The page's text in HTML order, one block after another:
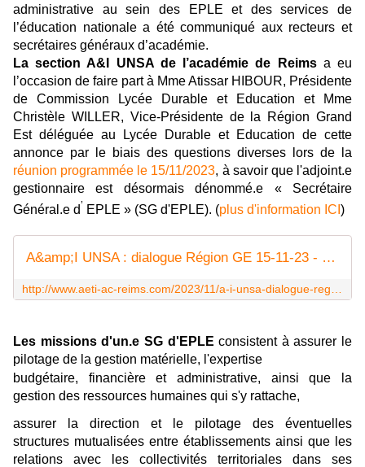
administrative au sein des EPLE et des services de
l’éducation nationale a été communiqué aux recteurs et
secrétaires généraux d’académie.
La section A&I UNSA de l’académie de Reimsa eu
l’occasion de faire part à Mme Atissar HIBOUR, Présidente
de Commission Lycée Durable et Education et Mme
Christèle WILLER, Vice-Présidente de la Région Grand
Est déléguée au Lycée Durable et Education de cette
annonce par le biais des questions diverses lors de la
réunion programmée le 15/11/2023, à savoir que l'adjoint.e
gestionnaire est désormais dénommé.e « Secrétaire
Général.e d’ EPLE » (SG d'EPLE). (plus d'information ICI )
A&amp;I UNSA : dialogue Région GE 15-11-23 - Syndicat AetI-UNSA Académie Reims
Les missions d'un.e SG d'EPLE consistent à assurer le
pilotage de la gestion matérielle, l'expertise
budgétaire, financière et administrative, ainsi que la
gestion des ressources humaines qui s'y rattache,
assurer la direction et le pilotage des éventuelles
structures mutualisées entre établissements ainsi que les
relations avec les collectivités territoriales dans ses